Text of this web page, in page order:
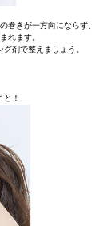
巻きが一方向にならず、
れます。
剤で整えましょう。
！